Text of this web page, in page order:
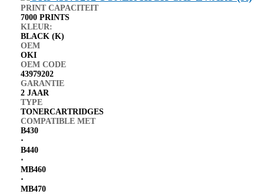
PRINT CAPACITEIT
7000 PRINTS
KLEUR:
BLACK (K)
OEM
OKI
OEM CODE
43979202
GARANTIE
2 JAAR
TYPE
TONERCARTRIDGES
COMPATIBLE MET
B430
⋅
B440
⋅
MB460
⋅
MB470